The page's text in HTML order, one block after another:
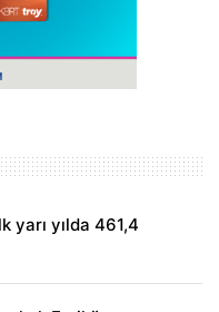
yarı yılda 461,4